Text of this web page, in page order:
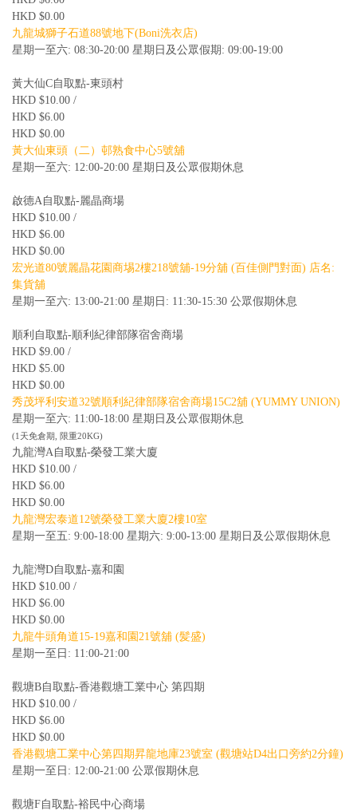
HKD $0.00
九龍城獅子石道88號地下(Boni洗衣店)
星期一至六: 08:30-20:00 星期日及公眾假期: 09:00-19:00
黃大仙C自取點-東頭村
HKD $10.00 /
HKD $6.00
HKD $0.00
黃大仙東頭（二）邨熟食中心5號舖
星期一至六: 12:00-20:00 星期日及公眾假期休息
啟德A自取點-麗晶商場
HKD $10.00 /
HKD $6.00
HKD $0.00
宏光道80號麗晶花園商埸2樓218號舖-19分舖 (百佳側門對面) 店名:
集貨舖
星期一至六: 13:00-21:00 星期日: 11:30-15:30 公眾假期休息
順利自取點-順利紀律部隊宿舍商場
HKD $9.00 /
HKD $5.00
HKD $0.00
秀茂坪利安道32號順利紀律部隊宿舍商場15C2舖 (YUMMY UNION)
星期一至六: 11:00-18:00 星期日及公眾假期休息
(1天免倉期, 限重20KG)
九龍灣A自取點-榮發工業大廈
HKD $10.00 /
HKD $6.00
HKD $0.00
九龍灣宏泰道12號榮發工業大廈2樓10室
星期一至五: 9:00-18:00 星期六: 9:00-13:00 星期日及公眾假期休息
九龍灣D自取點-嘉和園
HKD $10.00 /
HKD $6.00
HKD $0.00
九龍牛頭角道15-19嘉和園21號舖 (髪盛)
星期一至日: 11:00-21:00
觀塘B自取點-香港觀塘工業中心 第四期
HKD $10.00 /
HKD $6.00
HKD $0.00
香港觀塘工業中心第四期昇龍地庫23號室 (觀塘站D4出口旁約2分鐘)
星期一至日: 12:00-21:00 公眾假期休息
觀塘F自取點-裕民中心商場